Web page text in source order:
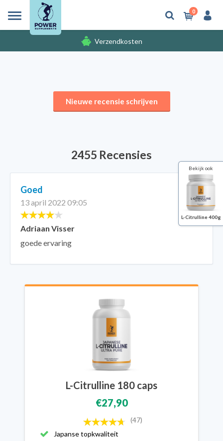
0
Verzendkosten
Nieuwe recensie schrijven
2455 Recensies
Goed
13 april 2022 09:05
Adriaan Visser
goede ervaring
L-Citrulline 180 caps
€27,90
(47)
Japanse topkwaliteit
Bekijk ook
L-Citrulline 400g